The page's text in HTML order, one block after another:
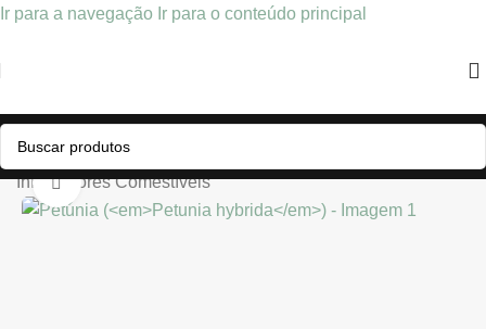
Ir para a navegação Ir para o conteúdo principal
Início/Flores Comestíveis
Clique para ampliar